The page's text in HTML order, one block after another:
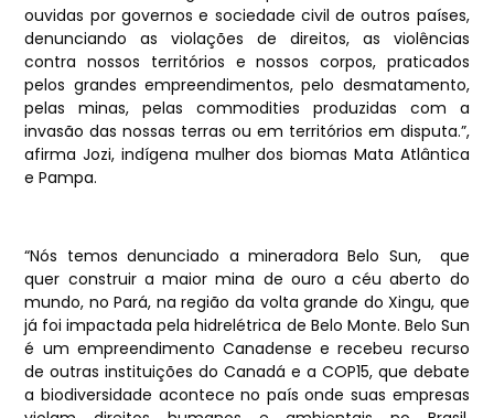
ouvidas por governos e sociedade civil de outros países,
denunciando as violações de direitos, as violências
contra nossos territórios e nossos corpos, praticados
pelos grandes empreendimentos, pelo desmatamento,
pelas minas, pelas commodities produzidas com a
invasão das nossas terras ou em territórios em disputa.”,
afirma Jozi, indígena mulher dos biomas Mata Atlântica
e Pampa.
“Nós temos denunciado a mineradora Belo Sun, que
quer construir a maior mina de ouro a céu aberto do
mundo, no Pará, na região da volta grande do Xingu, que
já foi impactada pela hidrelétrica de Belo Monte. Belo Sun
é um empreendimento Canadense e recebeu recurso
de outras instituições do Canadá e a COP15, que debate
a biodiversidade acontece no país onde suas empresas